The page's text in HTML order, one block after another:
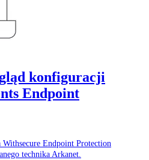
konfiguracji
Endpoint
Endpoint Protection
technika Arkanet.